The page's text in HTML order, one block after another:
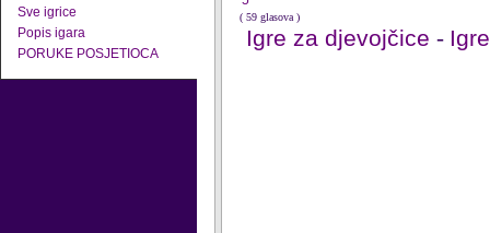
Sve igrice
Popis igara
PORUKE POSJETIOCA
( 59 glasova )
Igre za djevojčice -